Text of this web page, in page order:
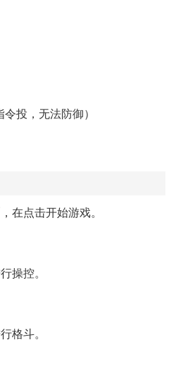
投，无法防御）
在点击开始游戏。
操控。
格斗。